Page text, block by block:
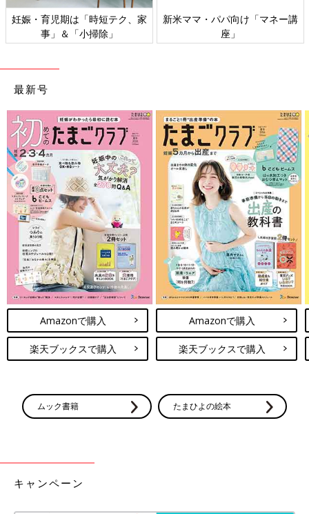
妊娠・育児期は「時短テク、家
事」＆「小掃除」
新米ママ・パパ向け「マネー講
座」
最新号
Amazonで購入
楽天ブックスで購入
Amazonで購入
楽天ブックスで購入
ムック書籍 たまひよの絵本
キャンペーン